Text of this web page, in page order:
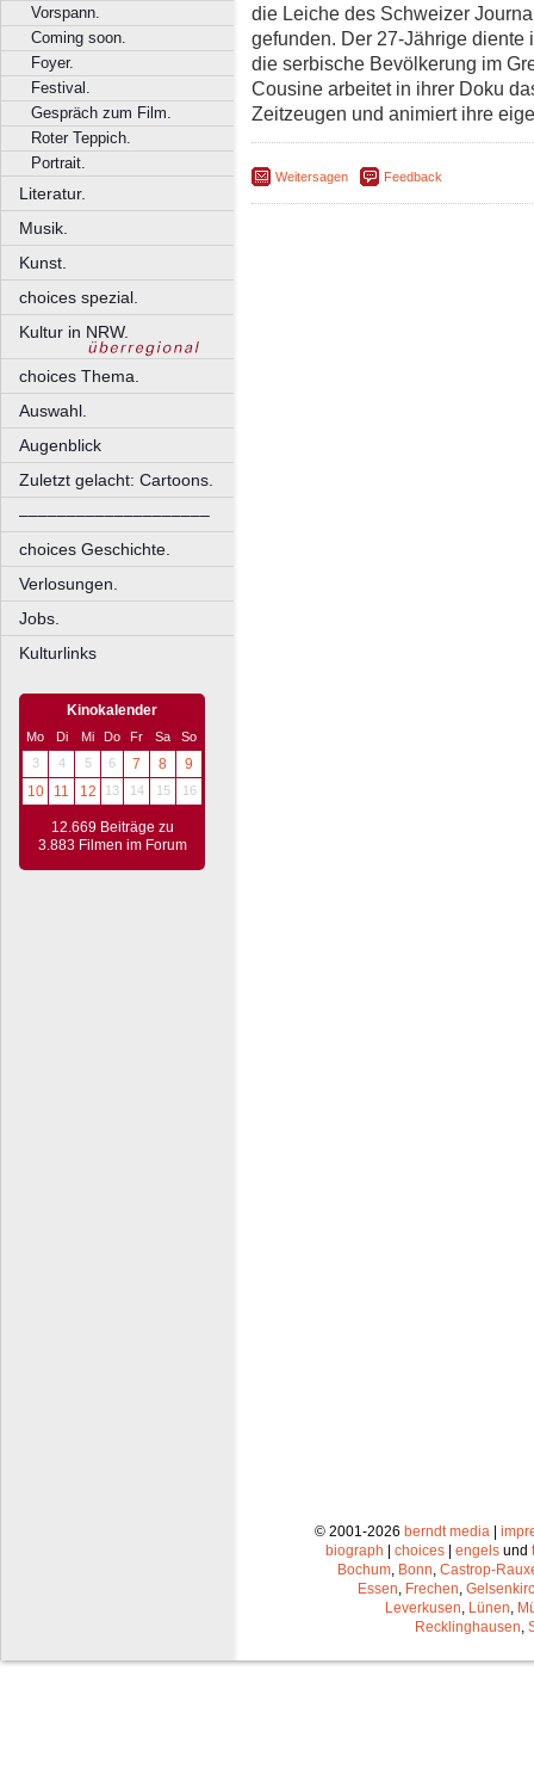
Vorspann.
Coming soon.
Foyer.
Festival.
Gespräch zum Film.
Roter Teppich.
Portrait.
Literatur.
Musik.
Kunst.
choices spezial.
Kultur in NRW.
choices Thema.
Auswahl.
Augenblick
Zuletzt gelacht: Cartoons.
––––––––––––––––––––
choices Geschichte.
Verlosungen.
Jobs.
Kulturlinks
Kinokalender
Mo Di Mi Do Fr Sa
So
3
4 5 6 7 8
9
10
11 12 13 14 15 16
12.669 Beiträge zu
3.883 Filmen im Forum
die Leiche des Schweizer
gefunden. Der 27-Jährige
die serbische Bevölkerung im
Cousine arbeitet in ihrer Doku
Zeitzeugen und animiert ihre
Weitersagen Feedback
© 2001-2026 berndt media |
biograph | choices | engels und
Bochum Bonn Castrop-
Essen Frechen
Leverkusen Lünen
Recklinghausen